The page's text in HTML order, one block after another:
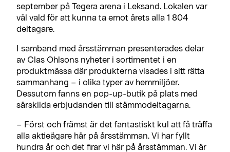
september på Tegera arena i Leksand. Lokalen var
väl vald för att kunna ta emot årets alla 1 804
deltagare.
I samband med årsstämman presenterades delar
av Clas Ohlsons nyheter i sortimentet i en
produktmässa där produkterna visades i sitt rätta
sammanhang – i olika typer av hemmiljöer.
Dessutom fanns en pop-up-butik på plats med
särskilda erbjudanden till stämmodeltagarna.
– Först och främst är det fantastiskt kul att få träffa
alla aktieägare här på årsstämman. Vi har fyllt
hundra år och det firar vi här på årsstämman. Vi är